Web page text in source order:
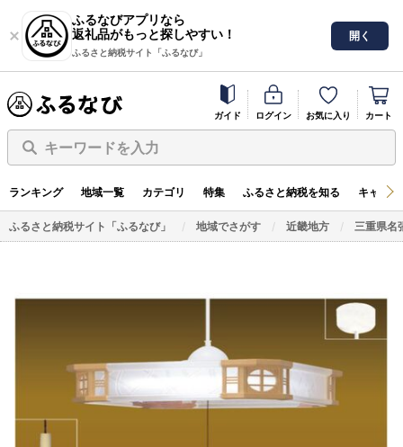
ふるなびアプリなら
返礼品がもっと探しやすい！
ふるさと納税サイト「ふるなび」
開く
ガイド ログイン お気に入り カート
キーワードを入力
ランキング 地域一覧 カテゴリ 特集 ふるさと納税を知る キャン
ふるさと納税サイト「ふるなび」 地域でさがす 近畿地方 三重県名